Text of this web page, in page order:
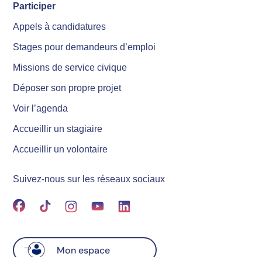
Participer
Appels à candidatures
Stages pour demandeurs d’emploi
Missions de service civique
Déposer son propre projet
Voir l’agenda
Accueillir un stagiaire
Accueillir un volontaire
Suivez-nous sur les réseaux sociaux
Mon espace